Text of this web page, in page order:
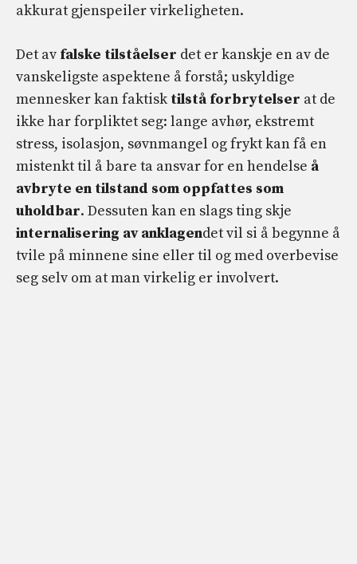
akkurat gjenspeiler virkeligheten.
Det av falske tilståelser det er kanskje en av de
vanskeligste aspektene å forstå; uskyldige
mennesker kan faktisk tilstå forbrytelser at de
ikke har forpliktet seg: lange avhør, ekstremt
stress, isolasjon, søvnmangel og frykt kan få en
mistenkt til å bare ta ansvar for en hendelse å
avbryte en tilstand som oppfattes som
uholdbar. Dessuten kan en slags ting skje
internalisering av anklagendet vil si å begynne å
tvile på minnene sine eller til og med overbevise
seg selv om at man virkelig er involvert.